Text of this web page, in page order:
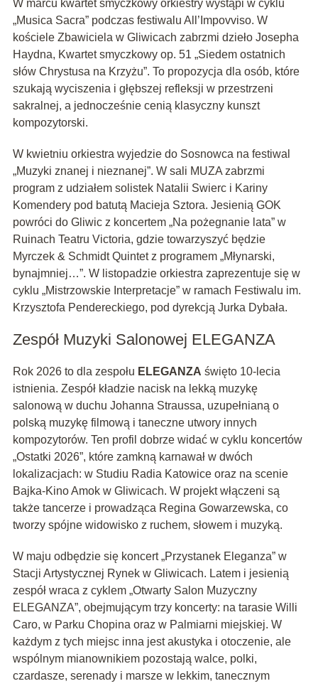
W marcu kwartet smyczkowy orkiestry wystąpi w cyklu
„Musica Sacra” podczas festiwalu All’Impovviso. W
kościele Zbawiciela w Gliwicach zabrzmi dzieło Josepha
Haydna, Kwartet smyczkowy op. 51 „Siedem ostatnich
słów Chrystusa na Krzyżu”. To propozycja dla osób, które
szukają wyciszenia i głębszej refleksji w przestrzeni
sakralnej, a jednocześnie cenią klasyczny kunszt
kompozytorski.
W kwietniu orkiestra wyjedzie do Sosnowca na festiwal
„Muzyki znanej i nieznanej”. W sali MUZA zabrzmi
program z udziałem solistek Natalii Swierc i Kariny
Komendery pod batutą Macieja Sztora. Jesienią GOK
powróci do Gliwic z koncertem „Na pożegnanie lata” w
Ruinach Teatru Victoria, gdzie towarzyszyć będzie
Myrczek & Schmidt Quintet z programem „Młynarski,
bynajmniej…”. W listopadzie orkiestra zaprezentuje się w
cyklu „Mistrzowskie Interpretacje” w ramach Festiwalu im.
Krzysztofa Pendereckiego, pod dyrekcją Jurka Dybała.
Zespół Muzyki Salonowej ELEGANZA
Rok 2026 to dla zespołu ELEGANZA święto 10-lecia
istnienia. Zespół kładzie nacisk na lekką muzykę
salonową w duchu Johanna Straussa, uzupełnianą o
polską muzykę filmową i taneczne utwory innych
kompozytorów. Ten profil dobrze widać w cyklu koncertów
„Ostatki 2026”, które zamkną karnawał w dwóch
lokalizacjach: w Studiu Radia Katowice oraz na scenie
Bajka-Kino Amok w Gliwicach. W projekt włączeni są
także tancerze i prowadząca Regina Gowarzewska, co
tworzy spójne widowisko z ruchem, słowem i muzyką.
W maju odbędzie się koncert „Przystanek Eleganza” w
Stacji Artystycznej Rynek w Gliwicach. Latem i jesienią
zespół wraca z cyklem „Otwarty Salon Muzyczny
ELEGANZA”, obejmującym trzy koncerty: na tarasie Willi
Caro, w Parku Chopina oraz w Palmiarni miejskiej. W
każdym z tych miejsc inna jest akustyka i otoczenie, ale
wspólnym mianownikiem pozostają walce, polki,
czardasze, serenady i marsze w lekkim, tanecznym